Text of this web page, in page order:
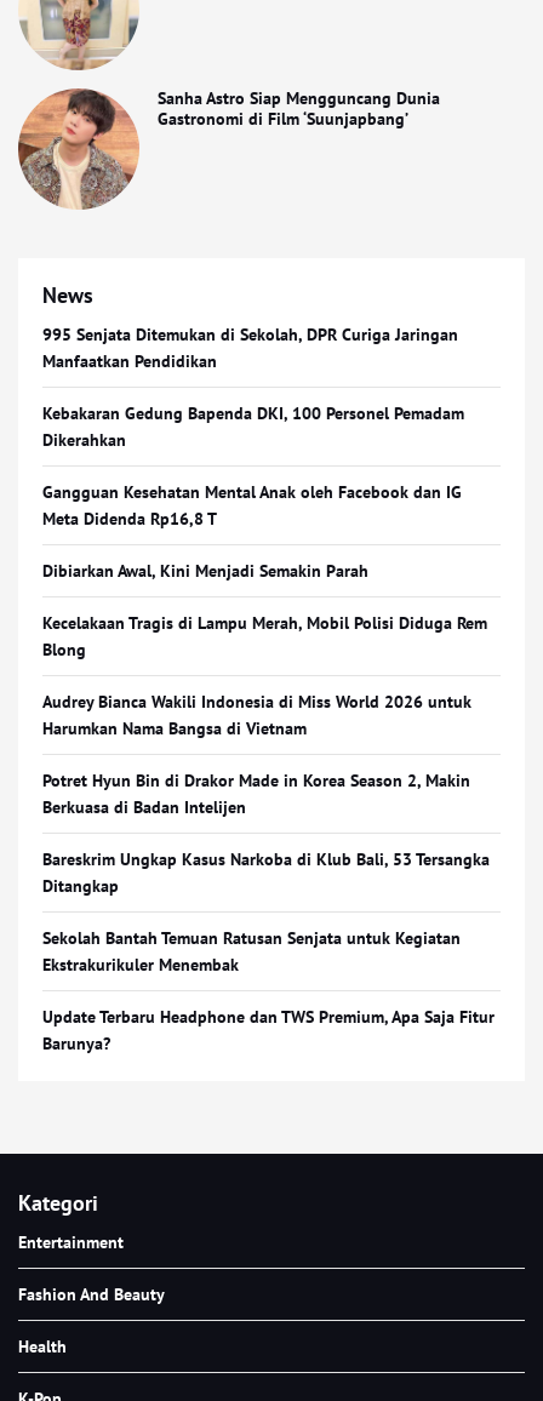
Sanha Astro Siap Mengguncang Dunia
Gastronomi di Film ‘Suunjapbang’
News
995 Senjata Ditemukan di Sekolah, DPR Curiga Jaringan
Manfaatkan Pendidikan
Kebakaran Gedung Bapenda DKI, 100 Personel Pemadam
Dikerahkan
Gangguan Kesehatan Mental Anak oleh Facebook dan IG
Meta Didenda Rp16,8 T
Dibiarkan Awal, Kini Menjadi Semakin Parah
Kecelakaan Tragis di Lampu Merah, Mobil Polisi Diduga Rem
Blong
Audrey Bianca Wakili Indonesia di Miss World 2026 untuk
Harumkan Nama Bangsa di Vietnam
Potret Hyun Bin di Drakor Made in Korea Season 2, Makin
Berkuasa di Badan Intelijen
Bareskrim Ungkap Kasus Narkoba di Klub Bali, 53 Tersangka
Ditangkap
Sekolah Bantah Temuan Ratusan Senjata untuk Kegiatan
Ekstrakurikuler Menembak
Update Terbaru Headphone dan TWS Premium, Apa Saja Fitur
Barunya?
Kategori
Entertainment
Fashion And Beauty
Health